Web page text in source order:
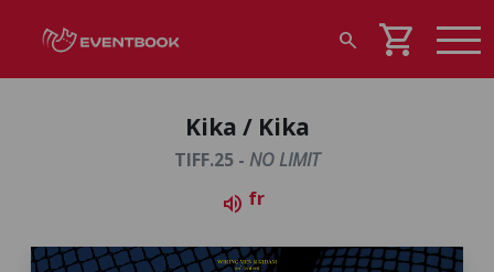
search shopping_cart
Kika / Kika
TIFF.25 - NO LIMIT
volume_up fr